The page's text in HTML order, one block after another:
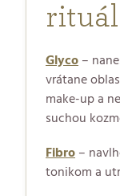
Glyco–
vrátane
make-up a
suchou
Fibro–
tonikom a